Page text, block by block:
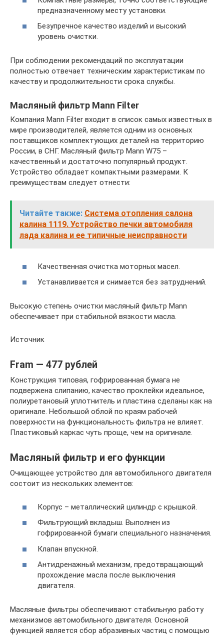
предназначенному месту установки.
Безупречное качество изделий и высокий
уровень очистки.
При соблюдении рекомендаций по эксплуатации
полностью отвечает техническим характеристикам по
качеству и продолжительности срока службы.
Масляный фильтр Mann Filter
Компания Mann Filter входит в список самых известных в
мире производителей, является одним из основных
поставщиков комплектующих деталей на территорию
России, в СНГ. Масляный фильтр Mann W75 –
качественный и достаточно популярный продукт.
Устройство обладает компактными размерами. К
преимуществам следует отнести:
Читайте также: Система отопления салона
калина 1119. Устройство печки автомобиля
лада калина и ее типичные неисправности
Качественная очистка моторных масел.
Устанавливается и снимается без затруднений.
Высокую степень очистки масляный фильтр Mann
обеспечивает при стабильной вязкости масла.
Источник
Fram — 477 рублей
Конструкция типовая, гофрированная бумага не
подвержена слипанию, качество проклейки идеальное,
полиуретановый уплотнитель и пластина сделаны как на
оригинале. Небольшой облой по краям рабочей
поверхности на функциональность фильтра не влияет.
Пластиковый каркас чуть проще, чем на оригинале.
Масляный фильтр и его функции
Очищающее устройство для автомобильного двигателя
состоит из нескольких элементов:
Корпус – металлический цилиндр с крышкой.
Фильтрующий вкладыш. Выполнен из
гофрированной бумаги специального назначения.
Клапан впускной.
Антидренажный механизм, предотвращающий
прохождение масла после выключения
двигателя.
Масляные фильтры обеспечивают стабильную работу
механизмов автомобильного двигателя. Основной
функцией является сбор абразивных частиц с помощью